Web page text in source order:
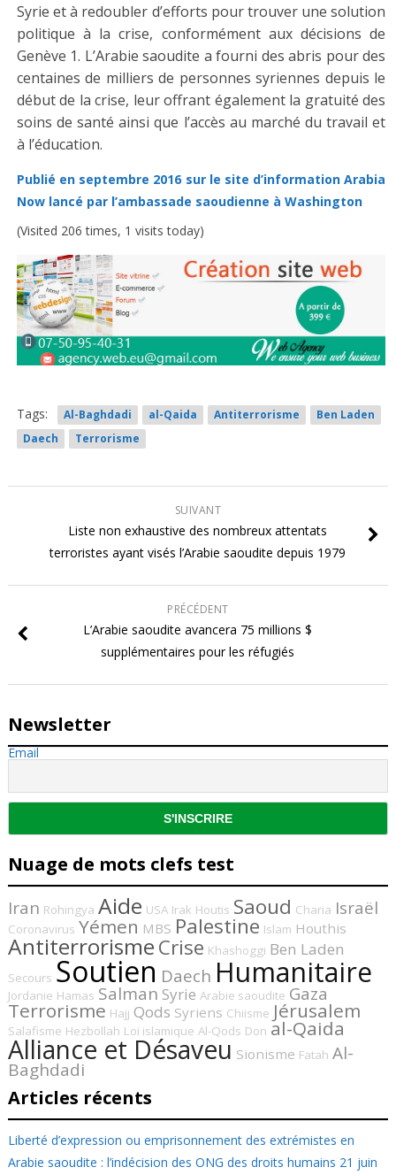
Syrie et à redoubler d’efforts pour trouver une solution
politique à la crise, conformément aux décisions de
Genève 1. L’Arabie saoudite a fourni des abris pour des
centaines de milliers de personnes syriennes depuis le
début de la crise, leur offrant également la gratuité des
soins de santé ainsi que l’accès au marché du travail et
à l’éducation.
Publié en septembre 2016 sur le site d’information Arabia
Now lancé par l’ambassade saoudienne à Washington
(Visited 206 times, 1 visits today)
Tags: Al-Baghdadi al-Qaida Antiterrorisme
Ben Laden
Daech
Terrorisme
SUIVANT
Liste non exhaustive des nombreux attentats
terroristes ayant visés l’Arabie saoudite depuis 1979
PRÉCÉDENT
L’Arabie saoudite avancera 75 millions $
supplémentaires pour les réfugiés
Newsletter
Email
Nuage de mots clefs test
Iran Rohingya Aide USA Irak Houtis Saoud Charia Israël
Coronavirus Yémen MBS Palestine Islam Houthis
AntiterrorismeCrise Khashoggi Ben Laden
Secours Soutien Daech Humanitaire
Jordanie Hamas Salman Syrie Arabie saoudite Gaza
Terrorisme Hajj Qods Syriens Chiisme Jérusalem
Salafisme Hezbollah Loi islamique Al-Qods Don al-Qaida
Alliance et Désaveu Sionisme Fatah Al-
Baghdadi
Articles récents
Liberté d’expression ou emprisonnement des extrémistes en
Arabie saoudite : l’indécision des ONG des droits humains 21 juin